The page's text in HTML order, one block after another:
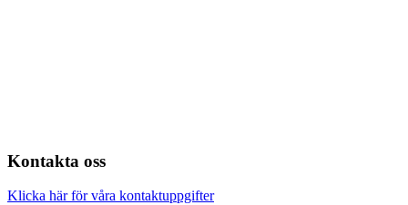
Kontakta oss
Klicka här för våra kontaktuppgifter